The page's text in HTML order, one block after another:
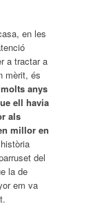
en les
a tractar a
mèrit, és
anys
ell havia
als
millor en
del
la de
em va